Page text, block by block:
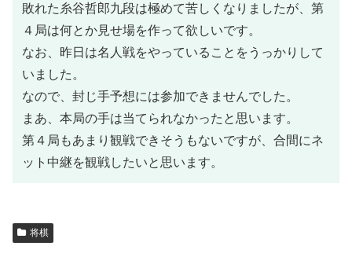
敗れた糸谷哲郎九段は極めて苦しくなりましたが、第
４局は何とか見せ場を作って欲しいです。
なお、昨日は名人戦をやっていることをうっかりして
いました。
なので、封じ手予想には参加できませんでした。
まあ、本局の手は当てられなかったと思います。
第４局もあまり観戦できそうもないですが、合間にネ
ット中継を観戦したいと思います。
将棋